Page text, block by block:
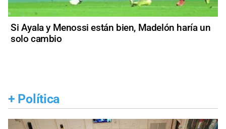
Si Ayala y Menossi están bien, Madelón haría un
solo cambio
+ Política